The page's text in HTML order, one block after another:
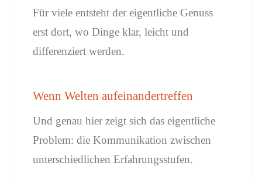
Für viele entsteht der eigentliche Genuss
erst dort, wo Dinge klar, leicht und
differenziert werden.
Wenn Welten aufeinandertreffen
Und genau hier zeigt sich das eigentliche
Problem: die Kommunikation zwischen
unterschiedlichen Erfahrungsstufen.